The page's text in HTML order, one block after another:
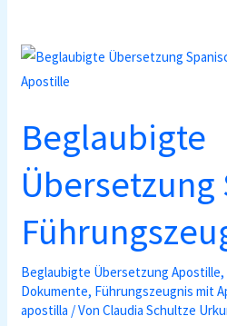
Beglaubigte
Übersetzung
Beglaubigte Übersetzung Apostille,
Dokumente, Führungszeugnis mit
apostilla / VonClaudia Schultze